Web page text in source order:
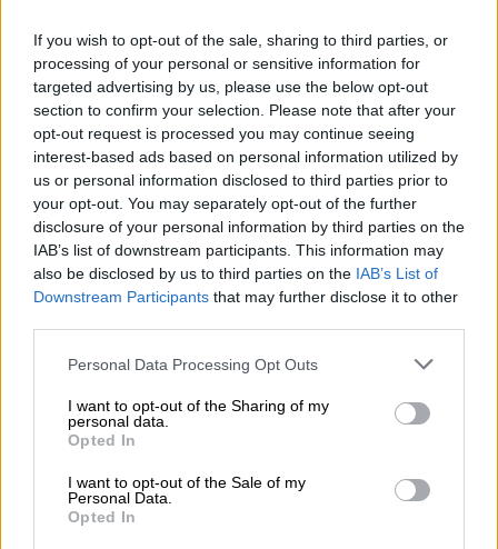
If you wish to opt-out of the sale, sharing to third parties, or
processing of your personal or sensitive information for
targeted advertising by us, please use the below opt-out
section to confirm your selection. Please note that after your
opt-out request is processed you may continue seeing
interest-based ads based on personal information utilized by
us or personal information disclosed to third parties prior to
your opt-out. You may separately opt-out of the further
disclosure of your personal information by third parties on the
IAB’s list of downstream participants. This information may
also be disclosed by us to third parties on the IAB’s List of
Downstream Participants that may further disclose it to other
Please note that this website/app uses one or more Google
not limited to your visit or usage behaviour. You may click to
grant or deny consent to Google and its third-party tags to
use your data for below specified purposes in below Google
consent section.
Personal Data Processing Opt Outs
I want to opt-out of the Sharing of my
personal data.
Opted In
I want to opt-out of the Sale of my
Personal Data.
Opted In
κληρονομιάς
Η Σύρος ετοιμάζεται να γιορτάσει τη γλυκιά
της ιστορία με αφορμή τους δύο αιώνες από
τη δημιουργία της πρωτεύουσας του νησιού